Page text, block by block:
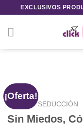
contenido
EXCLUSIVOS
¡Oferta!
INICIO / SEDUCCIÓN
Sin Miedos,